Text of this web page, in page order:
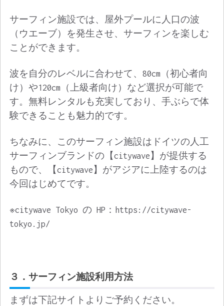
サーフィン施設では、屋外プールに人口の波
（ウエーブ）を発生させ、サーフィンを楽しむ
ことができます。
波を自分のレベルに合わせて、80cm（初心者向
け）や120cm（上級者向け）など選択が可能で
す。無料レンタルも充実しており、手ぶらで体
験できることも魅力的です。
ちなみに、このサーフィン施設はドイツの人工
サーフィンブランドの【citywave】が提供する
もので、【citywave】がアジアに上陸するのは
今回はじめてです。
※citywave Tokyo の HP：https://citywave-
tokyo.jp/
３．サーフィン施設利用方法
まずは下記サイトよりご予約ください。